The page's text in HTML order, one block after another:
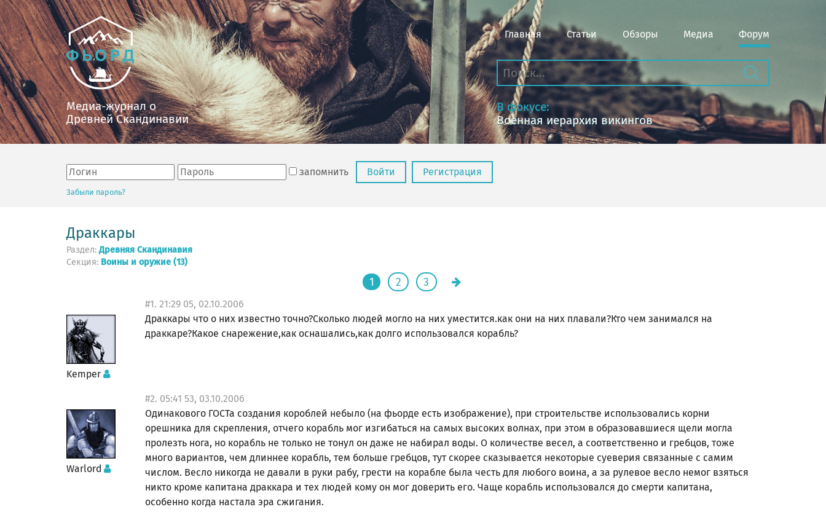
Медиа-журнал о
Древней Скандинавии
Главная Статьи Обзоры Медиа Форум
В фокусе:
Военная иерархия викингов
запомнить Войти Регистрация
Забыли пароль?
Драккары
Раздел:Древняя Скандинавия
Секция: Воины и оружие (13)
1 2 3
Kemper
#1. 21:29 05, 02.10.2006
Драккары что о них известно точно?Сколько людей могло на них уместится.как они на них плавали?Кто чем занимался на
драккаре?Какое снарежение,как оснашались,как долго использовался корабль?
Warlord
#2. 05:41 53, 03.10.2006
Одинакового ГОСТа создания короблей небыло (на фьорде есть изображение), при строительстве использовались корни
орешника для скрепления, отчего корабль мог изгибаться на самых высоких волнах, при этом в образовавшиеся щели могла
пролезть нога, но корабль не только не тонул он даже не набирал воды. О количестве весел, а соответственно и гребцов, тоже
много вариантов, чем длиннее корабль, тем больше гребцов, тут скорее сказывается некоторые суеверия связанные с самим
числом. Весло никогда не давали в руки рабу, грести на корабле была честь для любого воина, а за рулевое весло немог взяться
никто кроме капитана драккара и тех людей кому он мог доверить его. Чаще корабль использовался до смерти капитана,
особенно когда настала эра сжигания.